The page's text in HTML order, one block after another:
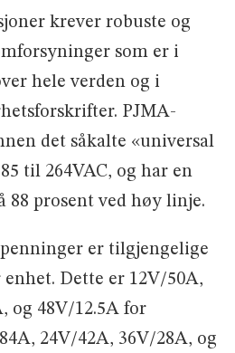
krever robuste og
som er i
hele verden og i
PJMA-
det såkalte «universal
til 264VAC, og har en
88 prosent ved høy linje.
er tilgjengelige
Dette er 12V/50A,
og 48V/12.5A for
24V/42A, 36V/28A, og